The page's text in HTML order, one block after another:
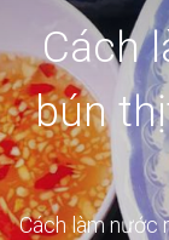
Cách
bún
Cách làm nước